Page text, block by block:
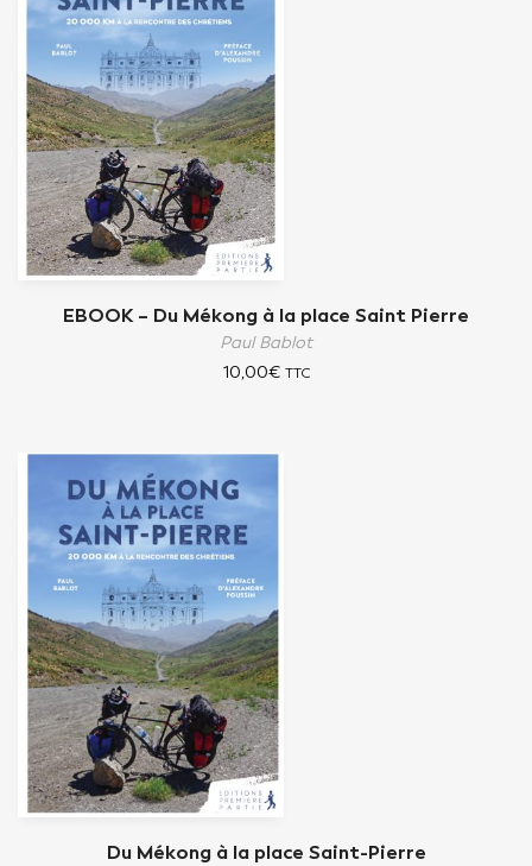
EBOOK – Du Mékong à la place Saint Pierre
Paul Bablot
10,00€ TTC
Du Mékong à la place Saint-Pierre